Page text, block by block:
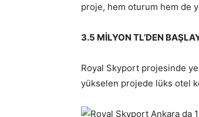
proje, hem oturum hem de
3.5 MİLYON TL’DEN
Royal Skyport projesinde
yükselen projede lüks otel